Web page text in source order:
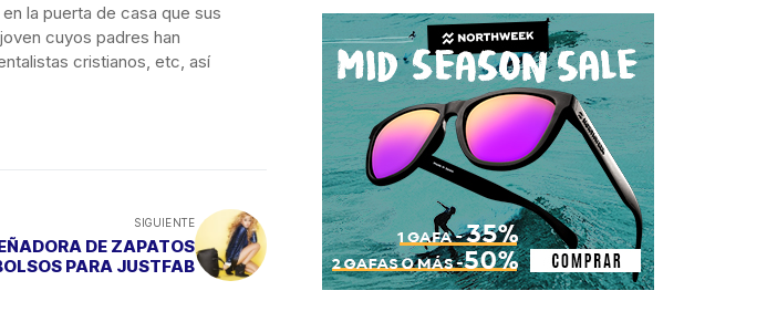
la puerta de casa que sus
cuyos padres han
cristianos, etc, así
SIGUIENTE
PARA JUSTFAB